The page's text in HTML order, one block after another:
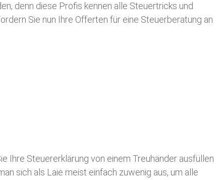
denn diese Profis kennen alle Steuertricks und
Sie nun Ihre Offerten für eine Steuerberatung an
Ihre Steuererklärung von einem Treuhänder ausfüllen
sich als Laie meist einfach zuwenig aus, um alle